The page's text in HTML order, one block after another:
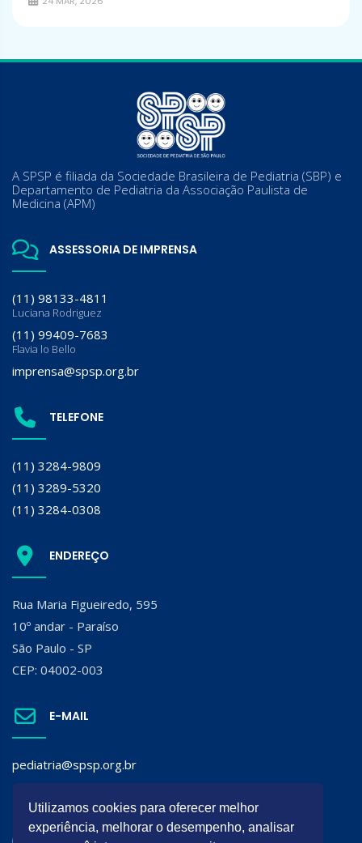
A SPSP é filiada da Sociedade Brasileira de Pediatria (SBP) e
Departamento de Pediatria da Associação Paulista de
Medicina (APM)
ASSESSORIA DE IMPRENSA
(11) 98133-4811
Luciana Rodriguez
(11) 99409-7683
Flavia lo Bello
imprensa@spsp.org.br
TELEFONE
(11) 3284-9809
(11) 3289-5320
(11) 3284-0308
ENDEREÇO
Rua Maria Figueiredo, 595
10º andar - Paraíso
São Paulo - SP
CEP: 04002-003
E-MAIL
pediatria@spsp.org.br
SIGA A SPSP:
Utilizamos cookies para oferecer melhor
experiência, melhorar o desempenho, analisar